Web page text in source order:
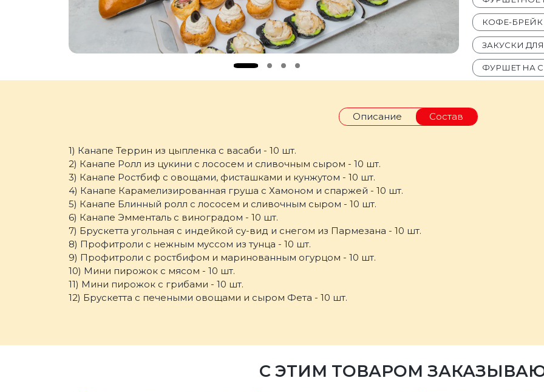
КОФЕ-БРЕЙК
ЗАКУСКИ
ФУРШЕТ НА
Описание Состав
1) Канапе Террин из цыпленка с васаби - 10 шт.
2) Канапе Ролл из цукини с лососем и сливочным сыром - 10 шт.
3) Канапе Ростбиф с овощами, фисташками и кунжутом - 10 шт.
4) Канапе Карамелизированная груша с Хамоном и спаржей - 10 шт.
5) Канапе Блинный ролл с лососем и сливочным сыром - 10 шт.
6) Канапе Эмменталь с виноградом - 10 шт.
7) Брускетта угольная с индейкой су-вид и снегом из Пармезана - 10 шт.
8) Профитроли с нежным муссом из тунца - 10 шт.
9) Профитроли с ростбифом и маринованным огурцом - 10 шт.
10) Мини пирожок с мясом - 10 шт.
11) Мини пирожок с грибами - 10 шт.
12) Брускетта с печеными овощами и сыром Фета - 10 шт.
С ЭТИМ ТОВАРОМ